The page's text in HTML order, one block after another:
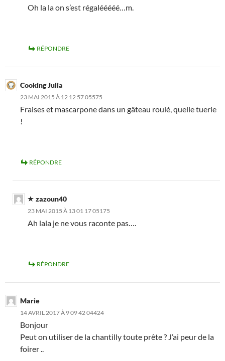
Oh la la on s’est régalééééé…m.
RÉPONDRE
Cooking Julia
23 MAI 2015 À 12 12 57 05575
Fraises et mascarpone dans un gâteau roulé, quelle tuerie
!
RÉPONDRE
zazoun40
23 MAI 2015 À 13 01 17 05175
Ah lala je ne vous raconte pas….
RÉPONDRE
Marie
14 AVRIL 2017 À 9 09 42 04424
Bonjour
Peut on utiliser de la chantilly toute prête ? J’ai peur de la
foirer ..